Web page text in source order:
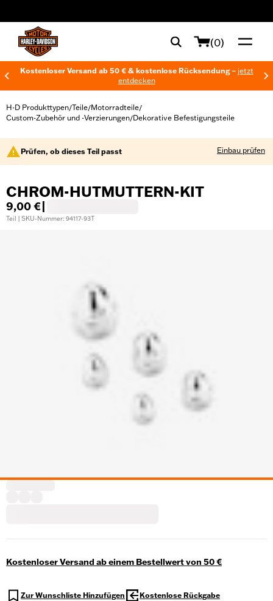
(0)
Kostenloser Versand ab 50 € & kostenlose Rücksendung – jetzt
entdecken
H-D Produkttypen/Teile/Motorradteile/
Custom-Zubehör und -Verzierungen/Dekorative Befestigungsteile
Prüfen, ob dieses Teil passt Einbau prüfen
CHROM-HUTMUTTERN-KIT
9,00 €
Teil | SKU-Nummer: 94117-93T
Kostenloser Versand ab einem Bestellwert von 50 €
Zur Wunschliste Hinzufügen Kostenlose Rückgabe